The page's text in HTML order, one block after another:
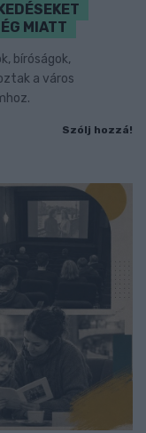
MIATT
bíróságok,
a város
Szólj hozzá!